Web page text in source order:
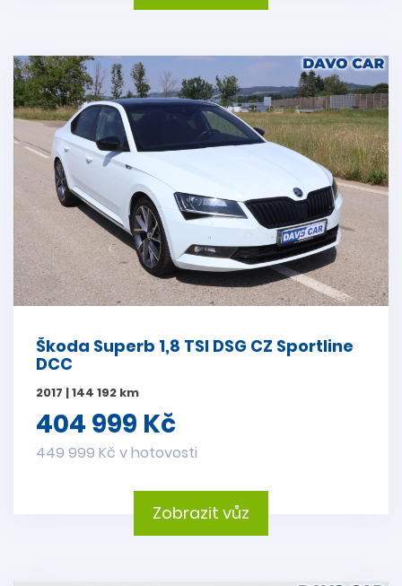
Škoda Superb 1,8 TSI DSG CZ Sportline
DCC
2017 | 144 192 km
404 999 Kč
449 999 Kč v hotovosti
Zobrazit vůz